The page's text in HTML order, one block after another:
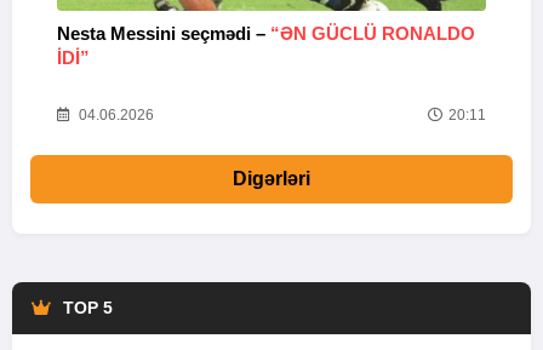
Nesta Messini seçmədi – “ƏN GÜCLÜ RONALDO
IDI”
04.06.2026 20:11
Digərləri
TOP 5